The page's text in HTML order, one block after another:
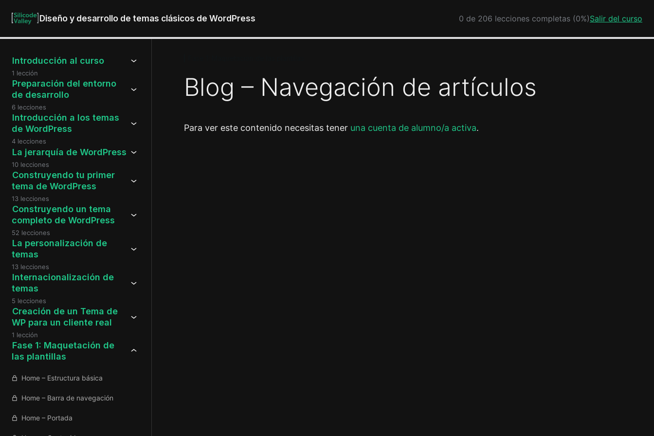
Diseño y desarrollo de temas clásicos de WordPress 0 de 206 lecciones completas (0%)Salir del curso
Introducción al curso
1 lección
Preparación del entorno
de desarrollo
6 lecciones
Introducción a los temas
de WordPress
4 lecciones
La jerarquía de WordPress
10 lecciones
Construyendo tu primer
tema de WordPress
13 lecciones
Construyendo un tema
completo de WordPress
52 lecciones
La personalización de
temas
13 lecciones
Internacionalización de
temas
5 lecciones
Creación de un Tema de
WP para un cliente real
1 lección
Fase 1: Maquetación de
las plantillas
Home – Estructura básica
Home – Barra de navegación
Home – Portada
Blog – Navegación de artículos
Para ver este contenido necesitas tener una cuenta de alumno/a activa.